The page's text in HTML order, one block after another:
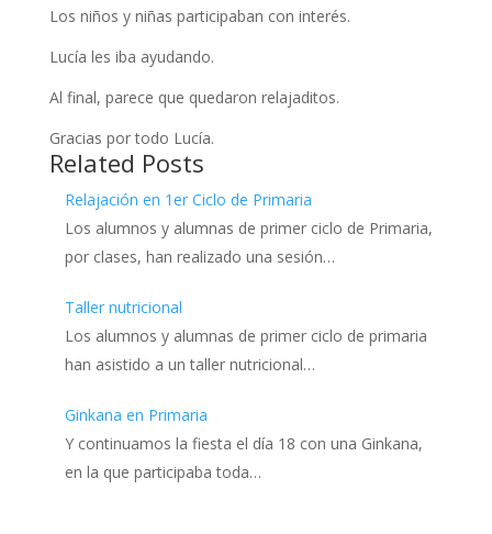
Los niños y niñas participaban con interés.
Lucía les iba ayudando.
Al final, parece que quedaron relajaditos.
Gracias por todo Lucía.
Related Posts
Relajación en 1er Ciclo de Primaria
Los alumnos y alumnas de primer ciclo de Primaria,
por clases, han realizado una sesión…
Taller nutricional
Los alumnos y alumnas de primer ciclo de primaria
han asistido a un taller nutricional…
Ginkana en Primaria
Y continuamos la fiesta el día 18 con una Ginkana,
en la que participaba toda…